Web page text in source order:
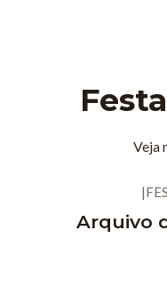
Veja
|
Arquivo